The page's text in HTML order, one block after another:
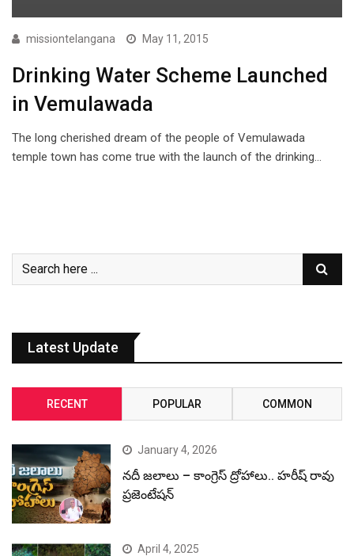
missiontelangana May 11, 2015
Drinking Water Scheme Launched
in Vemulawada
The long cherished dream of the people of Vemulawada
temple town has come true with the launch of the drinking…
Latest Update
RECENT POPULAR COMMON
January 4, 2026
నదీ జలాలు – కాంగ్రెస్ ద్రోహాలు.. హరీష్ రావు
ప్రజెంటేషన్
April 4, 2025